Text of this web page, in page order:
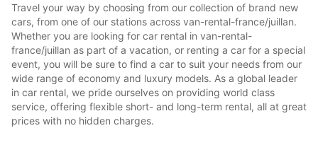
Travel your way by choosing from our collection of brand new
cars, from one of our stations across van-rental-france/juillan.
Whether you are looking for car rental in van-rental-
france/juillan as part of a vacation, or renting a car for a special
event, you will be sure to find a car to suit your needs from our
wide range of economy and luxury models. As a global leader
in car rental, we pride ourselves on providing world class
service, offering flexible short- and long-term rental, all at great
prices with no hidden charges.